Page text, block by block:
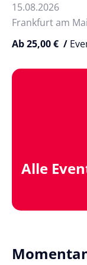
15.08.2026
Frankfurt am
Ab 25,00 € /
Alle